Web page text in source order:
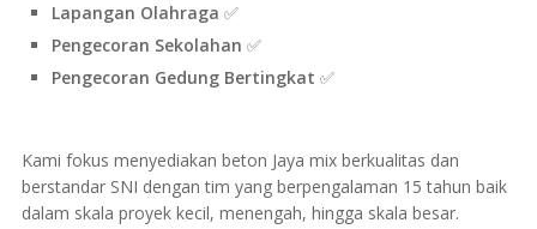
Lapangan Olahraga ✅
Pengecoran Sekolahan ✅
Pengecoran Gedung Bertingkat ✅
Kami fokus menyediakan beton Jaya mix berkualitas dan
berstandar SNI dengan tim yang berpengalaman 15 tahun baik
dalam skala proyek kecil, menengah, hingga skala besar.